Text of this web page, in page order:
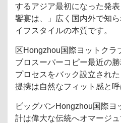
するアジア最初になった発
饗宴は、」広く国内外で知
イフスタイルの本質です。
区Hongzhou国際ヨットクラ
ブロスーパーコピー最近の
プロセスをバック設立され
提携は自然なフィット感と
ビッグバンHongzhou国際ヨ
計は偉大な伝統へオマージ